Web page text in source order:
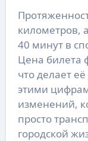
километров,
40 минут в
Цена билета
что делает
этими
изменений,
просто
городской